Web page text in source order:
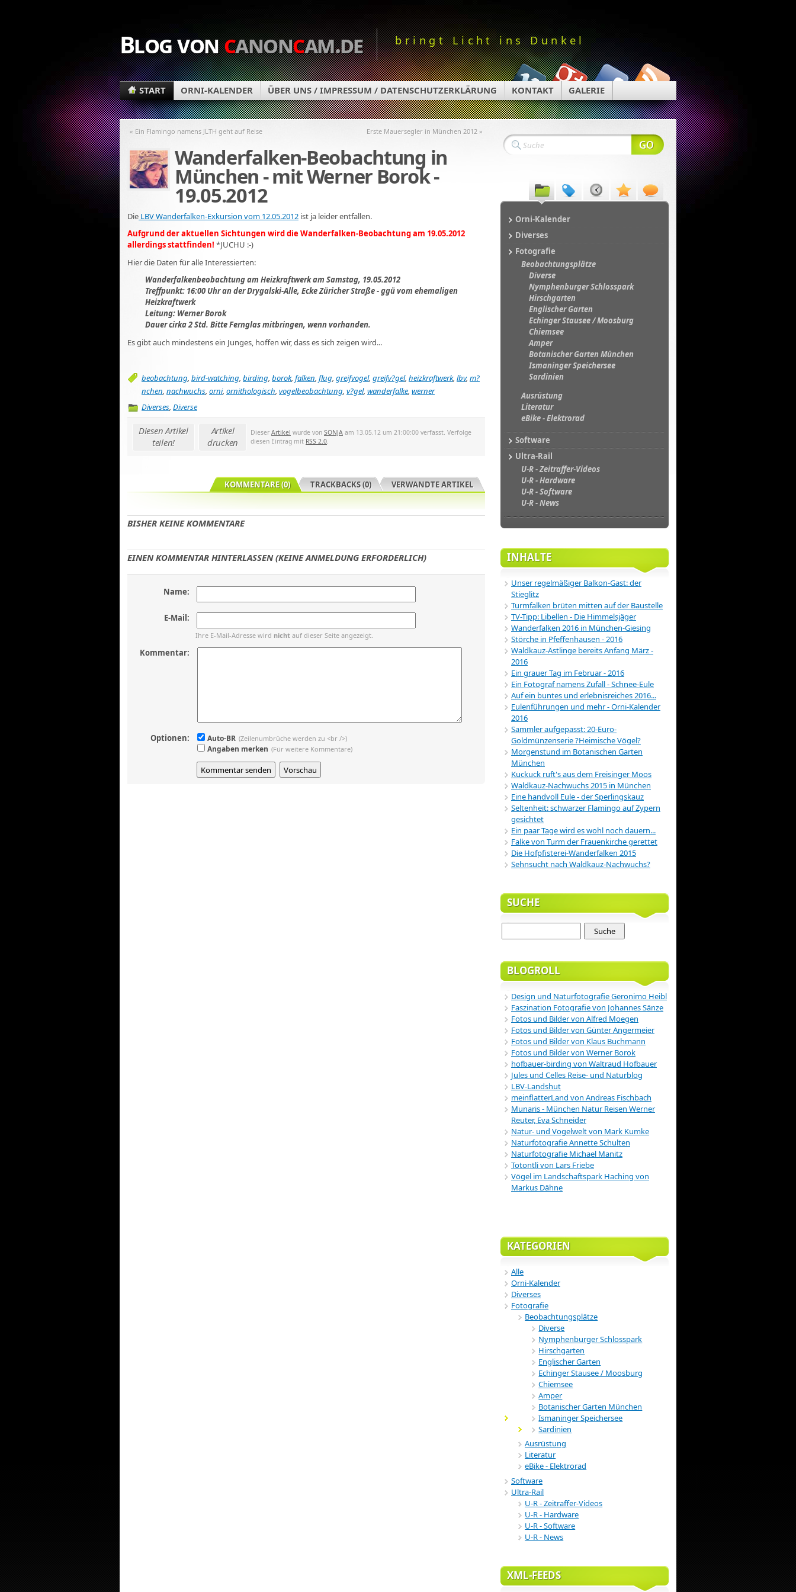
Blog voncanoncam.de bringt Licht ins Dunkel
START ORNI-KALENDER ÜBER UNS / IMPRESSUM / DATENSCHUTZERKLÄRUNG KONTAKT GALERIE
« Ein Flamingo namens JLTH geht auf Reise Erste Mauersegler in München 2012 »
Wanderfalken-Beobachtung in
München - mit Werner Borok -
19.05.2012
Die LBV Wanderfalken-Exkursion vom 12.05.2012 ist ja leider entfallen.
Aufgrund der aktuellen Sichtungen wird die Wanderfalken-Beobachtung am 19.05.2012
allerdings stattfinden! *JUCHU :-)
Hier die Daten für alle Interessierten:
Wanderfalkenbeobachtung am Heizkraftwerk am Samstag, 19.05.2012
Treffpunkt: 16:00 Uhr an der Drygalski-Alle, Ecke Züricher Straße - ggü vom ehemaligen
Heizkraftwerk
Leitung: Werner Borok
Dauer cirka 2 Std. Bitte Fernglas mitbringen, wenn vorhanden.
Es gibt auch mindestens ein Junges, hoffen wir, dass es sich zeigen wird...
beobachtung, bird-watching, birding, borok, falken, flug, greifvogel, greifv?gel, heizkraftwerk, lbv, m?
nchen, nachwuchs, orni, ornithologisch, vogelbeobachtung, v?gel, wanderfalke, werner
Diverses, Diverse
Diesen Artikel
teilen!
Artikel
drucken
Dieser Artikel wurde von SONJA am 13.05.12 um 21:00:00 verfasst. Verfolge
diesen Eintrag mit RSS 2.0.
VERWANDTE ARTIKEL
TRACKBACKS (0)
KOMMENTARE (0)
BISHER KEINE KOMMENTARE
EINEN KOMMENTAR HINTERLASSEN (KEINE ANMELDUNG ERFORDERLICH)
Name:
E-Mail:
Ihre E-Mail-Adresse wird nichtauf dieser Seite angezeigt.
Kommentar:
Optionen: Auto-BR (Zeilenumbrüche werden zu <br />)
Angaben merken (Für weitere Kommentare)
Orni-Kalender
Diverses
Fotografie
Beobachtungsplätze
Diverse
Nymphenburger Schlosspark
Hirschgarten
Englischer Garten
Echinger Stausee / Moosburg
Chiemsee
Amper
Botanischer Garten München
Ismaninger Speichersee
Sardinien
Ausrüstung
Literatur
eBike - Elektrorad
Software
Ultra-Rail
U-R - Zeitraffer-Videos
U-R - Hardware
U-R - Software
U-R - News
INHALTE
Unser regelmäßiger Balkon-Gast: der
Stieglitz
Turmfalken brüten mitten auf der Baustelle
TV-Tipp: Libellen - Die Himmelsjäger
Wanderfalken 2016 in München-Giesing
Störche in Pfeffenhausen - 2016
Waldkauz-Ästlinge bereits Anfang März -
2016
Ein grauer Tag im Februar - 2016
Ein Fotograf namens Zufall - Schnee-Eule
Auf ein buntes und erlebnisreiches 2016...
Eulenführungen und mehr - Orni-Kalender
2016
Sammler aufgepasst: 20-Euro-
Goldmünzenserie ?Heimische Vögel?
Morgenstund im Botanischen Garten
München
Kuckuck ruft's aus dem Freisinger Moos
Waldkauz-Nachwuchs 2015 in München
Eine handvoll Eule - der Sperlingskauz
Seltenheit: schwarzer Flamingo auf Zypern
gesichtet
Ein paar Tage wird es wohl noch dauern...
Falke von Turm der Frauenkirche gerettet
Die Hofpfisterei-Wanderfalken 2015
Sehnsucht nach Waldkauz-Nachwuchs?
SUCHE
BLOGROLL
Design und Naturfotografie Geronimo Heibl
Faszination Fotografie von Johannes Sänze
Fotos und Bilder von Alfred Moegen
Fotos und Bilder von Günter Angermeier
Fotos und Bilder von Klaus Buchmann
Fotos und Bilder von Werner Borok
hofbauer-birding von Waltraud Hofbauer
Jules und Celles Reise- und Naturblog
LBV-Landshut
meinflatterLand von Andreas Fischbach
Munaris - München Natur Reisen Werner
Reuter, Eva Schneider
Natur- und Vogelwelt von Mark Kumke
Naturfotografie Annette Schulten
Naturfotografie Michael Manitz
Totontli von Lars Friebe
Vögel im Landschaftspark Haching von
Markus Dähne
KATEGORIEN
Alle
Orni-Kalender
Diverses
Fotografie
Beobachtungsplätze
Diverse
Nymphenburger Schlosspark
Hirschgarten
Englischer Garten
Echinger Stausee / Moosburg
Chiemsee
Amper
Botanischer Garten München
Ismaninger Speichersee
Sardinien
Ausrüstung
Literatur
eBike - Elektrorad
Software
Ultra-Rail
U-R - Zeitraffer-Videos
U-R - Hardware
U-R - Software
U-R - News
XML-FEEDS